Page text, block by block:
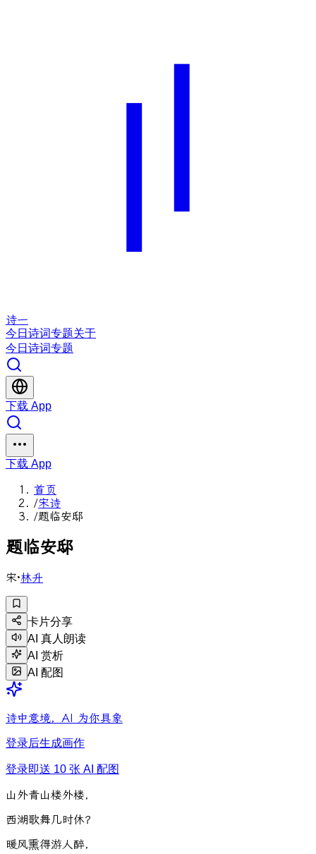
诗一
今日 诗词专题关于
今日 诗词专题
下载 App
下载 App
首页
/宋诗
/题临安邸
题临安邸
宋·林升
卡片分享
AI 真人朗读
AI 赏析
AI 配图
诗中意境，AI 为你具象
登录后生成画作
登录即送 10 张 AI 配图
山外青山楼外楼，
西湖歌舞几时休？
暖风熏得游人醉，